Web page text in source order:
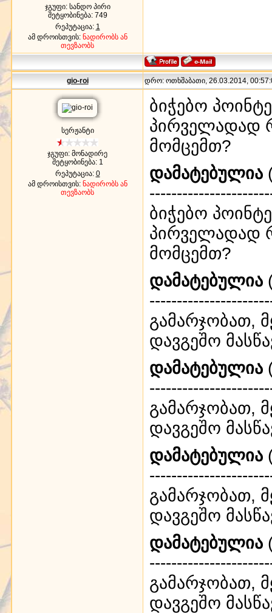
ჯგუფი: სანდო პირი
შეტყობინება: 749
რეპუტაცია: 1
ამ დროისთვის: ნადირობს ან
თევზაობს
gio-roi დრო: ოთხშაბათი, 26.03.2014,
სერჟანტი
ჯგუფი: მონადირე
შეტყობინება: 1
რეპუტაცია: 0
ამ დროისთვის: ნადირობს ან
თევზაობს
ბიჭებო
პირველადად
მომცემთ?
დამატებულია
ბიჭებო
პირველადად
მომცემთ?
დამატებულია
გამარჯობათ,
დავგეშო
დამატებულია
გამარჯობათ,
დავგეშო
დამატებულია
გამარჯობათ,
დავგეშო
დამატებულია
გამარჯობათ,
დავგეშო